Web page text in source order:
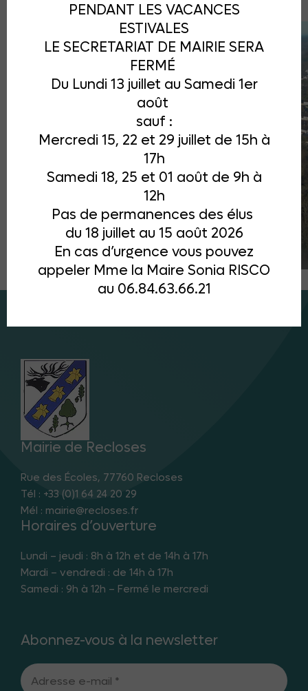
Lecteur vidéo
Mairie de Recloses
Rue des Écoles, 77760 Recloses
Tél : +33 (0)1 64 24 20 29
Mél : mairie@recloses.fr
Horaires d’ouverture
Lundi – jeudi : 8h à 12h et de 14h à 17h
Mardi – vendredi : de 14h à 17h
Samedi : 9h à 12h – Fermé le mercredi
Abonnez-vous à la newsletter
PENDANT LES VACANCES
ESTIVALES
LE SECRETARIAT DE MAIRIE SERA
FERMÉ
Du Lundi 13 juillet au Samedi 1er
août
sauf :
Mercredi 15, 22 et 29 juillet de 15h à
17h
Samedi 18, 25 et 01 août de 9h à
12h
Pas de permanences des élus
du 18 juillet au 15 août 2026
En cas d’urgence vous pouvez
appeler Mme la Maire Sonia RISCO
au 06.84.63.66.21